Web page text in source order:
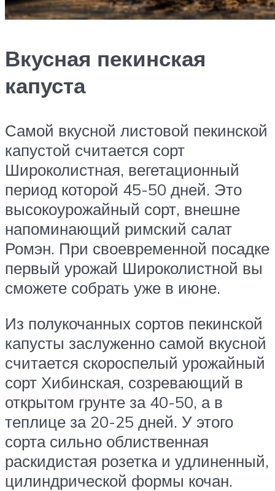
Вкусная пекинская
капуста
Самой вкусной листовой пекинской
капустой считается сорт
Широколистная, вегетационный
период которой 45-50 дней. Это
высокоурожайный сорт, внешне
напоминающий римский салат
Ромэн. При своевременной посадке
первый урожай Широколистной вы
сможете собрать уже в июне.
Из полукочанных сортов пекинской
капусты заслуженно самой вкусной
считается скороспелый урожайный
сорт Хибинская, созревающий в
открытом грунте за 40-50, а в
теплице за 20-25 дней. У этого
сорта сильно облиственная
раскидистая розетка и удлиненный,
цилиндрической формы кочан.